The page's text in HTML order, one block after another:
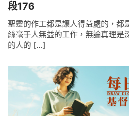
段176
聖靈的作工都是讓人得益處的，都
絲毫于人無益的工作，無論真理是
的人的 […]